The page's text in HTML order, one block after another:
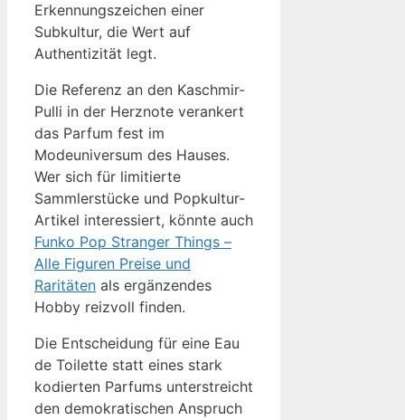
Erkennungszeichen einer
Subkultur, die Wert auf
Authentizität legt.
Die Referenz an den Kaschmir-
Pulli in der Herznote verankert
das Parfum fest im
Modeuniversum des Hauses.
Wer sich für limitierte
Sammlerstücke und Popkultur-
Artikel interessiert, könnte auch
Funko Pop Stranger Things –
Alle Figuren Preise und
Raritäten als ergänzendes
Hobby reizvoll finden.
Die Entscheidung für eine Eau
de Toilette statt eines stark
kodierten Parfums unterstreicht
den demokratischen Anspruch